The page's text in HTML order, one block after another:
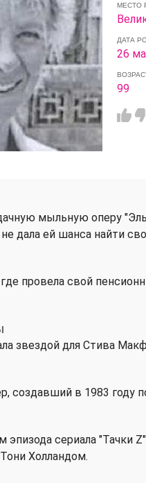
МЕСТО
ДАТА
26
99
мыльную оперу
дала ей шанса найти
провела свой
звездой для Стива
создавший в 1983 году
сериала "Тачки
Холландом.